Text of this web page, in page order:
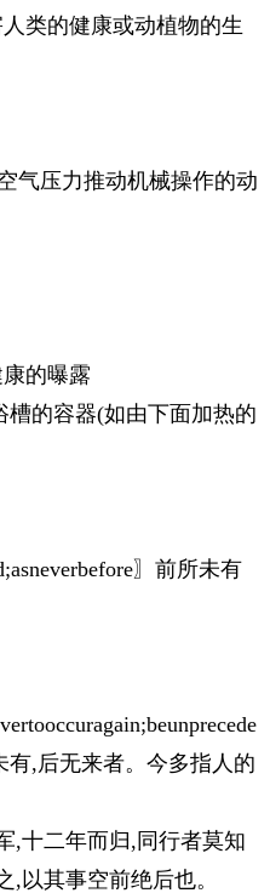
类的健康或动植物的生
气压力推动机械操作的动
的曝露
的容器(如由下面加热的
〗前所未有
有,后无来者。今多指人的
,十二年而归,同行者莫知
,以其事空前绝后也。